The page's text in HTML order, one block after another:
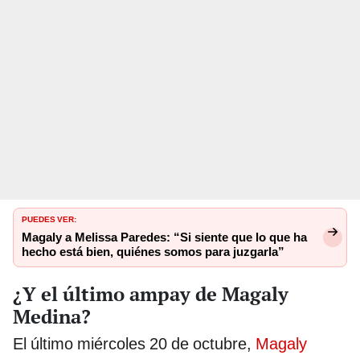
PUEDES VER:
Magaly a Melissa Paredes: “Si siente que lo que ha
hecho está bien, quiénes somos para juzgarla”
¿Y el último ampay de Magaly
Medina?
El último miércoles 20 de octubre, Magaly